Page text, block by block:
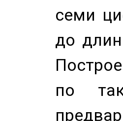
семи
до
по